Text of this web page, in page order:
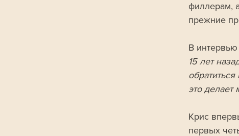
филлерам,
прежние
В интервью
15 лет
это делает
Крис
первых